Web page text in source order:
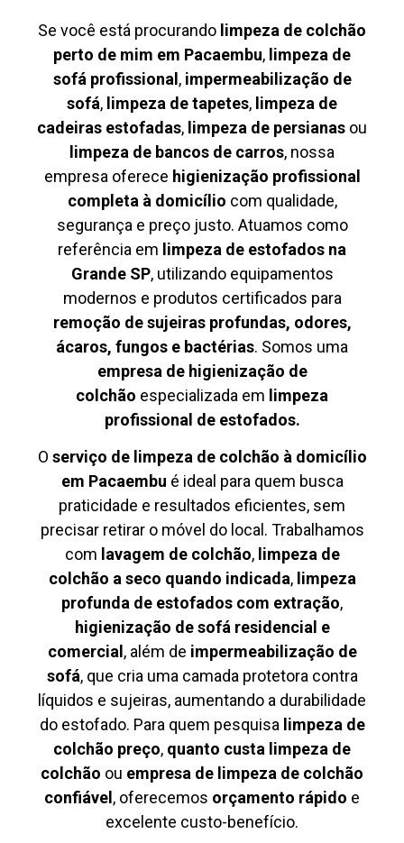
Se você está procurando limpeza de colchão
perto de mim em Pacaembu, limpeza de
sofá profissional , impermeabilização de
sofá, limpeza de tapetes, limpeza de
cadeiras estofadas, limpeza de persianas ou
limpeza de bancos de carros, nossa
empresa oferece higienização profissional
completa à domicílio com qualidade,
segurança e preço justo. Atuamos como
referência em limpeza de estofados na
Grande SP, utilizando equipamentos
modernos e produtos certificados para
remoção de sujeiras profundas, odores,
ácaros, fungos e bactérias. Somos uma
empresa de higienização de
colchão especializada em limpeza
profissional de estofados.
O serviço de limpeza de colchão à domicílio
em Pacaembu é ideal para quem busca
praticidade e resultados eficientes, sem
precisar retirar o móvel do local. Trabalhamos
com lavagem de colchão, limpeza de
colchão a seco quando indicada, limpeza
profunda de estofados com extração,
higienização de sofá residencial e
comercial , além de impermeabilização de
sofá, que cria uma camada protetora contra
líquidos e sujeiras, aumentando a durabilidade
do estofado. Para quem pesquisa limpeza de
colchão preço, quanto custa limpeza de
colchão ou empresa de limpeza de colchão
confiável , oferecemos orçamento rápido e
excelente custo-benefício.